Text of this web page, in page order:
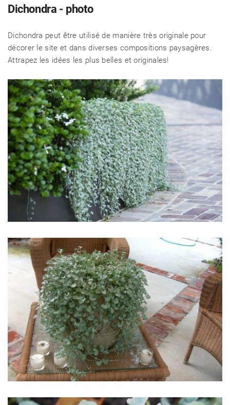
Dichondra - photo
Dichondra peut être utilisé de manière très originale pour
décorer le site et dans diverses compositions paysagères.
Attrapez les idées les plus belles et originales!